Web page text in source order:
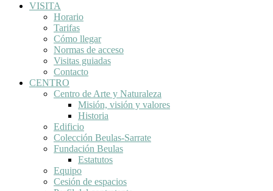
VISITA
Horario
Tarifas
Cómo llegar
Normas de acceso
Visitas guiadas
Contacto
CENTRO
Centro de Arte y Naturaleza
Misión, visión y valores
Historia
Edificio
Colección Beulas-Sarrate
Fundación Beulas
Estatutos
Equipo
Cesión de espacios